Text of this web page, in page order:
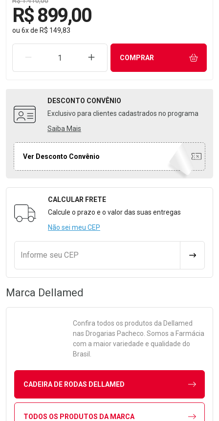
R$ 899,00
ou 6xde R$ 149,83
REMOVER UMA UNIDADEAUMENTAR UMA UNIDADE
COMPRAR
DESCONTO CONVÊNIO
Exclusivo para clientes cadastrados no programa
Saiba Mais
Ver Desconto Convênio
Formulário para Calcular o Frete
CALCULAR FRETE
Calcule o prazo e o valor das suas entregas
Não sei meu CEP
Informe seu CEP
Marca Dellamed
Confira todos os produtos da Dellamed
nas Drogarias Pacheco. Somos a Farmácia
com a maior variedade e qualidade do
Brasil.
CADEIRA DE RODAS DELLAMED
TODOS OS PRODUTOS DA MARCA